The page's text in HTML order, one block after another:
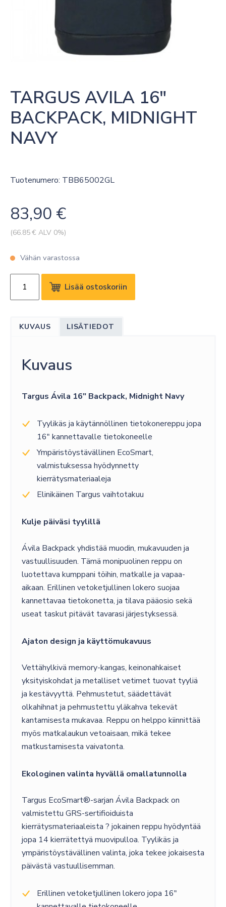
TARGUS AVILA 16″
BACKPACK, MIDNIGHT
NAVY
Tuotenumero: TBB65002GL
83,90 €
(66.85€ ALV 0%)
Vähän varastossa
AVILA
MIDNIGHT
määrä
Lisää ostoskoriin
KUVAUS LISÄTIEDOT
Kuvaus
Targus Ávila 16″ Backpack, Midnight Navy
Tyylikäs ja käytännöllinen tietokonereppu jopa
16″ kannettavalle tietokoneelle
Ympäristöystävällinen EcoSmart,
valmistuksessa hyödynnetty
kierrätysmateriaaleja
Elinikäinen Targus vaihtotakuu
Kulje päiväsi tyylillä
Ávila Backpack yhdistää muodin, mukavuuden ja
vastuullisuuden. Tämä monipuolinen reppu on
luotettava kumppani töihin, matkalle ja vapaa-
aikaan. Erillinen vetoketjullinen lokero suojaa
kannettavaa tietokonetta, ja tilava pääosio sekä
useat taskut pitävät tavarasi järjestyksessä.
Ajaton design ja käyttömukavuus
Vettähylkivä memory-kangas, keinonahkaiset
yksityiskohdat ja metalliset vetimet tuovat tyyliä
ja kestävyyttä. Pehmustetut, säädettävät
olkahihnat ja pehmustettu yläkahva tekevät
kantamisesta mukavaa. Reppu on helppo kiinnittää
myös matkalaukun vetoaisaan, mikä tekee
matkustamisesta vaivatonta.
Ekologinen valinta hyvällä omallatunnolla
Targus EcoSmart®-sarjan Ávila Backpack on
valmistettu GRS-sertifioiduista
kierrätysmateriaaleista ? jokainen reppu hyödyntää
jopa 14 kierrätettyä muovipulloa. Tyylikäs ja
ympäristöystävällinen valinta, joka tekee jokaisesta
päivästä vastuullisemman.
Erillinen vetoketjullinen lokero jopa 16″